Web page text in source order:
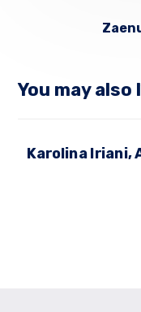
You may also
Karolina Iriani,